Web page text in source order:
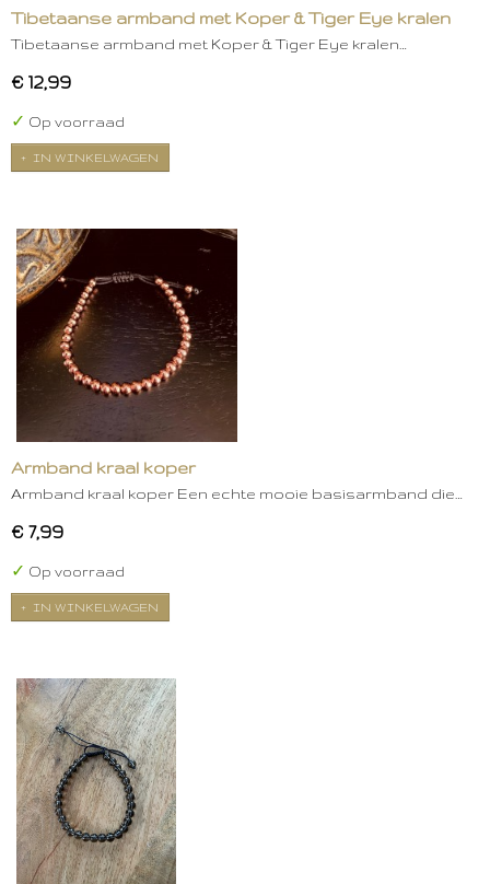
Tibetaanse armband met Koper & Tiger Eye kralen
Tibetaanse armband met Koper & Tiger Eye kralen…
€ 12,99
✓ Op voorraad
IN WINKELWAGEN
Armband kraal koper
Armband kraal koper Een echte mooie basisarmband die…
€ 7,99
✓ Op voorraad
IN WINKELWAGEN